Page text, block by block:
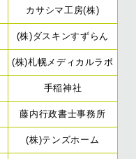
カサシマ工房(株)
(株)ダスキンすずらん
(株)札幌メディカルラボ
手稲神社
藤内行政書士事務所
(株)テンズホーム